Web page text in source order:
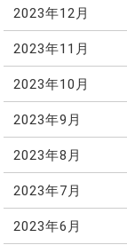
2023年12月
2023年11月
2023年10月
2023年9月
2023年8月
2023年7月
2023年6月